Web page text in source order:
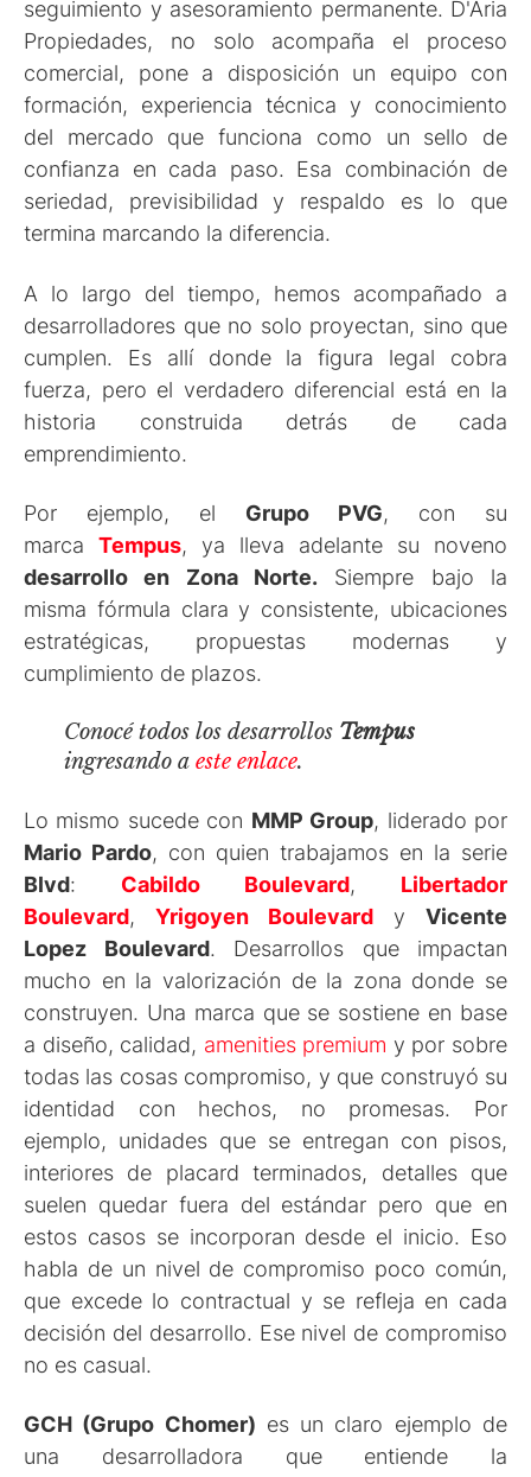
seguimiento y asesoramiento permanente. D'Aria
Propiedades, no solo acompaña el proceso
comercial, pone a disposición un equipo con
formación, experiencia técnica y conocimiento
del mercado que funciona como un sello de
confianza en cada paso. Esa combinación de
seriedad, previsibilidad y respaldo es lo que
termina marcando la diferencia.
A lo largo del tiempo, hemos acompañado a
desarrolladores que no solo proyectan, sino que
cumplen. Es allí donde la figura legal cobra
fuerza, pero el verdadero diferencial está en la
historia construida detrás de cada
emprendimiento.
Por ejemplo, el Grupo PVG, con su
marca Tempus, ya lleva adelante su noveno
desarrollo en Zona Norte. Siempre bajo la
misma fórmula clara y consistente, ubicaciones
estratégicas, propuestas modernas y
cumplimiento de plazos.
Conocé todos los desarrollos Tempus
ingresando aeste enlace.
Lo mismo sucede con MMP Group, liderado por
Mario Pardo, con quien trabajamos en la serie
Blvd: Cabildo Boulevard, Libertador
Boulevard, Yrigoyen Boulevard y Vicente
Lopez Boulevard. Desarrollos que impactan
mucho en la valorización de la zona donde se
construyen. Una marca que se sostiene en base
a diseño, calidad, amenities premium y por sobre
todas las cosas compromiso, y que construyó su
identidad con hechos, no promesas. Por
ejemplo, unidades que se entregan con pisos,
interiores de placard terminados, detalles que
suelen quedar fuera del estándar pero que en
estos casos se incorporan desde el inicio. Eso
habla de un nivel de compromiso poco común,
que excede lo contractual y se refleja en cada
decisión del desarrollo. Ese nivel de compromiso
no es casual.
GCH (Grupo Chomer) es un claro ejemplo de
una desarrolladora que entiende la